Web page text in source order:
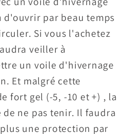
par beau temps
Si vous l'achetez
veiller à
un voile d'hivernage
Et malgré cette
fort gel (-5, -10 et +) , la
ne pas tenir. Il faudra
une protection par